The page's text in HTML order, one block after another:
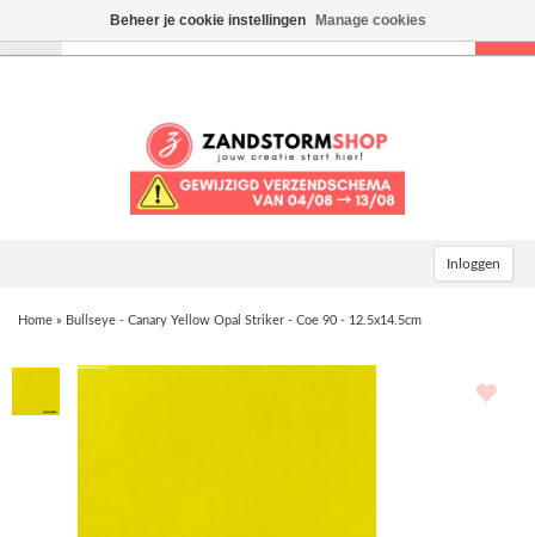
Inloggen
Home » Bullseye - Canary Yellow Opal Striker - Coe 90 - 12.5x14.5cm
Beheer je cookie instellingen Manage cookies